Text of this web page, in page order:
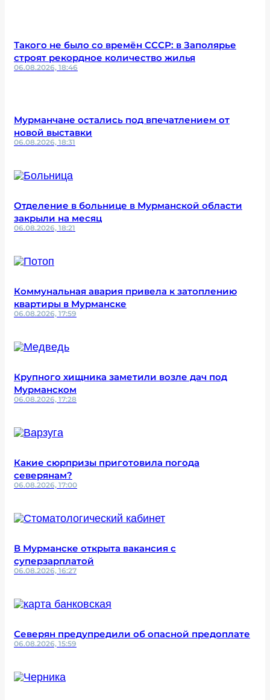
Такого не было со времён СССР: в Заполярье
строят рекордное количество жилья
06.08.2026, 18:46
Мурманчане остались под впечатлением от
новой выставки
06.08.2026, 18:31
Отделение в больнице в Мурманской области
закрыли на месяц
06.08.2026, 18:21
Коммунальная авария привела к затоплению
квартиры в Мурманске
06.08.2026, 17:59
Крупного хищника заметили возле дач под
Мурманском
06.08.2026, 17:28
Какие сюрпризы приготовила погода
северянам?
06.08.2026, 17:00
В Мурманске открыта вакансия с
суперзарплатой
06.08.2026, 16:27
Северян предупредили об опасной предоплате
06.08.2026, 15:59